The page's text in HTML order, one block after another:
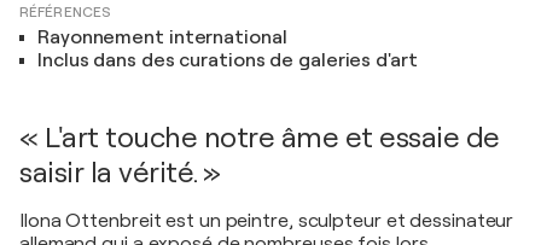
RÉFÉRENCES
Rayonnement international
Inclus dans des curations de galeries d'art
« L'art touche notre âme et essaie de
saisir la vérité. »
Ilona Ottenbreit est un peintre, sculpteur et dessinateur